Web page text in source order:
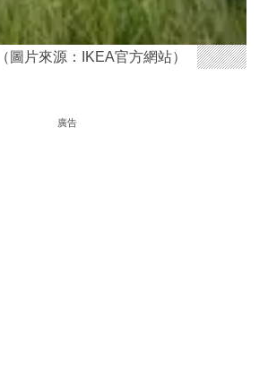
圖片來源：IKEA官方網站）
廣告